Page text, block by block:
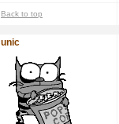
Back to top
unic